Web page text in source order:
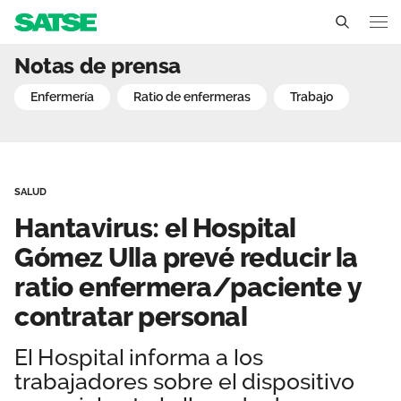
Delegados Sindicales
Estructura organizativa
Transparencia
Secciones sindicales
Servicios
Actualidad
Noticias
Empleo
Madrid
Contáctanos
Hantavirus: el Hospital
Notas de prensa
enfermería ratio de enfermeras trabajo
SALUD
Hantavirus: el Hospital
Gómez Ulla prevé reducir la
ratio enfermera/paciente y
contratar personal
El Hospital informa a los
trabajadores sobre el dispositivo